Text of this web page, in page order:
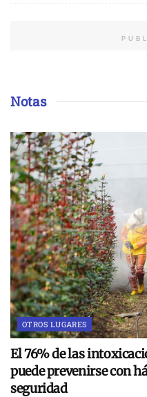
Notas
OTROS LUGARES
El 76% de las
puede prevenirse con
seguridad